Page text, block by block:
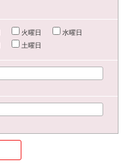
火曜日
水曜日
土曜日